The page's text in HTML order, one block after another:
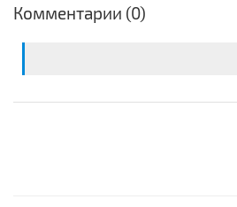
Комментарии (0)